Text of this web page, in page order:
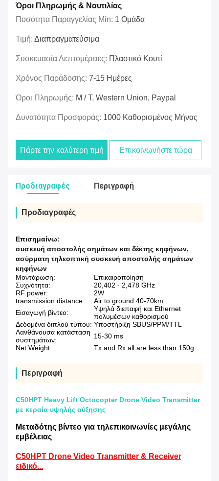
Όροι Πληρωμής & Ναυτιλίας
Ποσότητα Παραγγελίας Min: 1 Ομάδα
Τιμή: Διαπραγματεύσιμα
Συσκευασία Λεπτομέρειες: Πλαστικό Κουτί
Χρόνος Παράδοσης: 7-15 Ημέρες
Όροι Πληρωμής: Μ / Τ, Western Union, Paypal
Δυνατότητα Προσφοράς: 1000 Καθορισμένος Μήνας
Πάρτε την καλύτερη τιμή Επικοινωνήστε τώρα
Προδιαγραφές Περιγραφή
Προδιαγραφές
Επισημαίνω:
συσκευή αποστολής σημάτων και δέκτης κηφήνων,
ασύρματη τηλεοπτική συσκευή αποστολής σημάτων
κηφήνων
Μοντάρωση:
Επικαιροποίηση
Συχνότητα:
20,402 - 2,478 GHz
RF power:
2W
transmission distance:
Air to ground 40-70km
Εισαγωγή βίντεο:
Υψηλά διεπαφή και Ethernet
πολυμέσων καθορισμού
Δεδομένα διπλού τύπου: Υποστήριξη SBUS/PPM/TTL
Λανθάνουσα κατάσταση
συστημάτων:
15-30 ms
Net Weight:
Tx and Rx all are less than 150g
Περιγραφή
C50HPT Heavy Lift Octocopter Drone Video Transmitter
με κεραία υψηλής αύξησης
Μεταδότης βίντεο για τηλεπικοινωνίες μεγάλης
εμβέλειας
C50HPT Drone Video Transmitter & Receiver
ειδικό...